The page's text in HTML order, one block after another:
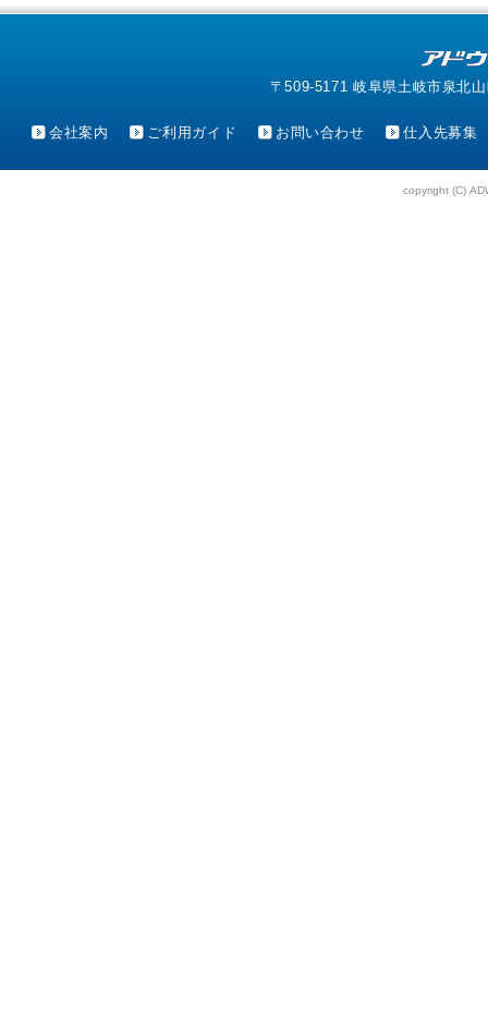
〒509-5171 岐阜県土岐市泉北
会社案内 ご利用ガイド お問い合わせ 仕入先募集
copyright (C)